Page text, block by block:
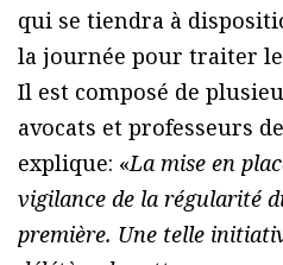
qui se tiendra à
la journée pour traiter
Il est composé de
avocats et professeurs
explique: «La mise en
vigilance de la régularité
première. Une telle